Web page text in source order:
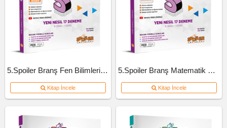
5.Spoiler Branş Fen Bilimleri Deneme
Kitap İncele
5.Spoiler Branş Matematik Deneme
Kitap İncele